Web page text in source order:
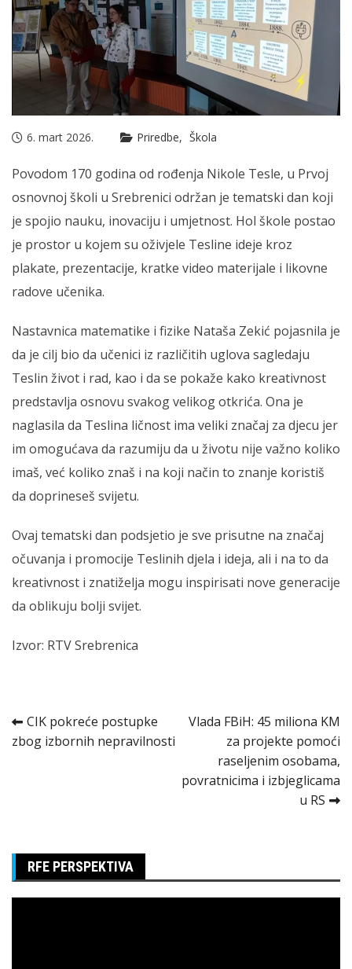
6. mart 2026. Priredbe Škola
Povodom 170 godina od rođenja Nikole Tesle, u Prvoj
osnovnoj školi u Srebrenici održan je tematski dan koji
je spojio nauku, inovaciju i umjetnost. Hol škole postao
je prostor u kojem su oživjele Tesline ideje kroz
plakate, prezentacije, kratke video materijale i likovne
radove učenika.
Nastavnica matematike i fizike Nataša Zekić pojasnila je
da je cilj bio da učenici iz različitih uglova sagledaju
Teslin život i rad, kao i da se pokaže kako kreativnost
predstavlja osnovu svakog velikog otkrića. Ona je
naglasila da Teslina ličnost ima veliki značaj za djecu jer
im omogućava da razumiju da u životu nije važno koliko
imaš, već koliko znaš i na koji način to znanje koristiš
da doprineseš svijetu.
Ovaj tematski dan podsjetio je sve prisutne na značaj
očuvanja i promocije Teslinih djela i ideja, ali i na to da
kreativnost i znatiželja mogu inspirisati nove generacije
da oblikuju bolji svijet.
Izvor: RTV Srebrenica
Kretanje
članka
CIK pokreće postupke
zbog izbornih nepravilnosti
Vlada FBiH: 45 miliona KM
za projekte pomoći
raseljenim osobama,
povratnicima i izbjeglicama
u RS
RFE PERSPEKTIVA